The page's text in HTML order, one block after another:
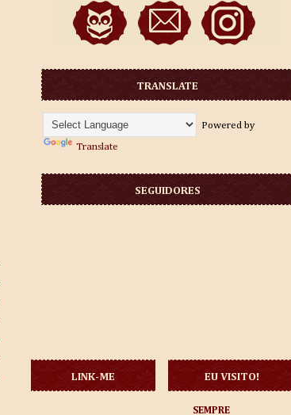
TRANSLATE
Powered by
Translate
SEGUIDORES
LINK-ME EU VISITO!
SEMPRE